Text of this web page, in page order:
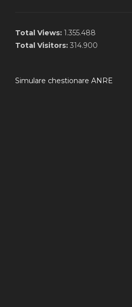
Total Views: 1.355.488
Total Visitors: 314.900
Simulare chestionare ANRE